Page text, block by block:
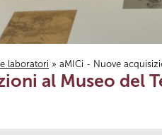
laboratori » aMICi - Nuove
al Museo del